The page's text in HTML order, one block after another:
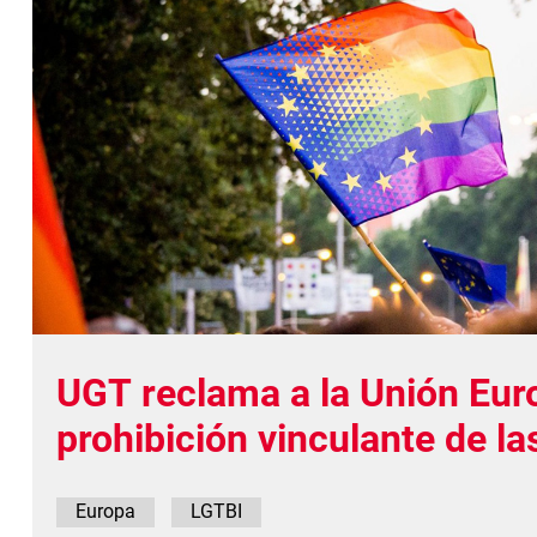
UGT reclama a la Unión
prohibición vinculante de
Europa LGTBI